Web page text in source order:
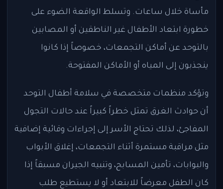
مأساة خلال ساعات. وتسلط الواقعة الضوء على
خطورة ابتعاد الأطفال غير الناطقين أو المصابين
بالتوحد عن أماكن التجمعات، خصوصاً إذا كانوا
ينجذبون إلى المياه أو الأماكن المفتوحة.
وتؤكد منظمات متخصصة في سلامة أطفال التوحد
أن حوادث الغرق تمثل خطراً كبيراً عند حالات التجول
المفاجئ، لذلك تحتاج الأسر إلى إجراءات وقائية إضافية
مثل مراقبة مستمرة أثناء التجمعات، إغلاق الأبواب
والبوابات، تأمين المسابح، وتنبيه الجيران مسبقاً إذا
كان الطفل معرضاً للابتعاد أو لا يستطيع طلب